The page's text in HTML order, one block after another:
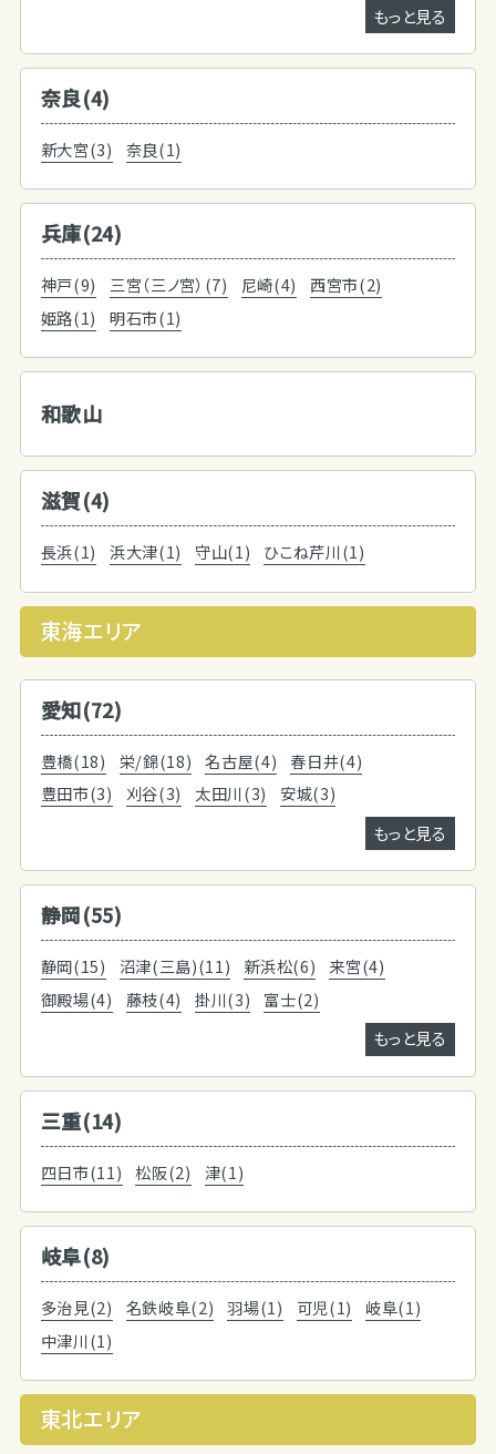
もっと見る
奈良(4)
新大宮(3) 奈良(1)
兵庫(24)
神戸(9) 三宮（三ノ宮）(7) 尼崎(4)
西宮市(2)
姫路(1)
明石市(1)
和歌山
滋賀(4)
長浜(1) 浜大津(1) 守山(1) ひこね芹川(1)
東海エリア
愛知(72)
豊橋(18) 栄/錦(18) 名古屋(4)
春日井(4)
豊田市(3)
刈谷(3) 太田川(3)
安城(3)
もっと見る
静岡(55)
静岡(15) 沼津(三島)(11) 新浜松(6)
来宮(4)
御殿場(4)
藤枝(4) 掛川(3)
富士(2)
もっと見る
三重(14)
四日市(11) 松阪(2) 津(1)
岐阜(8)
多治見(2) 名鉄岐阜(2) 羽場(1) 可児(1)
岐阜(1)
中津川(1)
東北エリア